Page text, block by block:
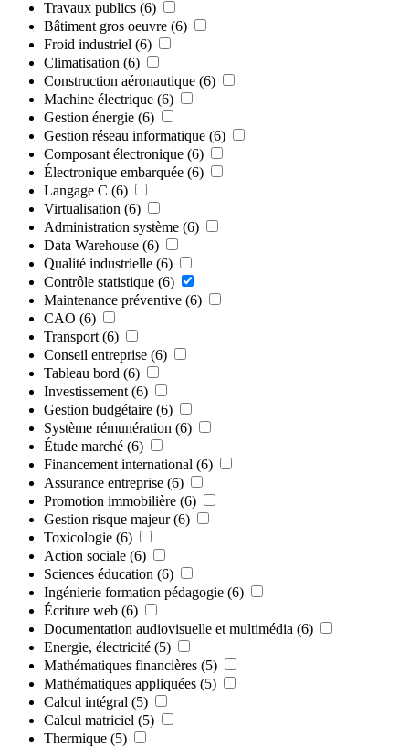
Travaux publics (6)
Bâtiment gros oeuvre (6)
Froid industriel (6)
Climatisation (6)
Construction aéronautique (6)
Machine électrique (6)
Gestion énergie (6)
Gestion réseau informatique (6)
Composant électronique (6)
Électronique embarquée (6)
Langage C (6)
Virtualisation (6)
Administration système (6)
Data Warehouse (6)
Qualité industrielle (6)
Contrôle statistique (6)
Maintenance préventive (6)
CAO (6)
Transport (6)
Conseil entreprise (6)
Tableau bord (6)
Investissement (6)
Gestion budgétaire (6)
Système rémunération (6)
Étude marché (6)
Financement international (6)
Assurance entreprise (6)
Promotion immobilière (6)
Gestion risque majeur (6)
Toxicologie (6)
Action sociale (6)
Sciences éducation (6)
Ingénierie formation pédagogie (6)
Écriture web (6)
Documentation audiovisuelle et multimédia (6)
Energie, électricité (5)
Mathématiques financières (5)
Mathématiques appliquées (5)
Calcul intégral (5)
Calcul matriciel (5)
Thermique (5)